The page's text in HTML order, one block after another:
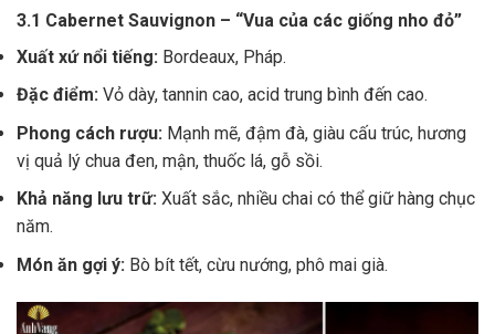
3.1 Cabernet Sauvignon – “Vua của các giống nho đỏ”
Xuất xứ nổi tiếng: Bordeaux, Pháp.
Đặc điểm: Vỏ dày, tannin cao, acid trung bình đến cao.
Phong cách rượu: Mạnh mẽ, đậm đà, giàu cấu trúc, hương
vị quả lý chua đen, mận, thuốc lá, gỗ sồi.
Khả năng lưu trữ: Xuất sắc, nhiều chai có thể giữ hàng chục
năm.
Món ăn gợi ý: Bò bít tết, cừu nướng, phô mai già.